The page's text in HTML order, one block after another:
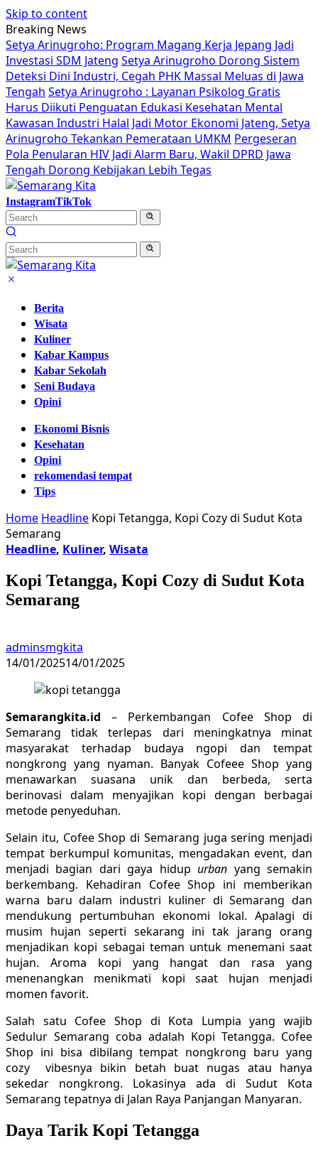
Skip to content
Breaking News
Setya Arinugroho: Program Magang Kerja Jepang Jadi
Investasi SDM Jateng Setya Arinugroho Dorong Sistem
Deteksi Dini Industri, Cegah PHK Massal Meluas di Jawa
Tengah Setya Arinugroho : Layanan Psikolog Gratis
Harus Diikuti Penguatan Edukasi Kesehatan Mental
Kawasan Industri Halal Jadi Motor Ekonomi Jateng, Setya
Arinugroho Tekankan Pemerataan UMKM Pergeseran
Pola Penularan HIV Jadi Alarm Baru, Wakil DPRD Jawa
Tengah Dorong Kebijakan Lebih Tegas
InstagramTikTok
Berita
Wisata
Kuliner
Kabar Kampus
Kabar Sekolah
Seni Budaya
Opini
Ekonomi Bisnis
Kesehatan
Opini
rekomendasi tempat
Tips
Home Headline Kopi Tetangga, Kopi Cozy di Sudut Kota
Semarang
Headline, Kuliner, Wisata
Kopi Tetangga, Kopi Cozy di Sudut Kota
Semarang
adminsmgkita
14/01/202514/01/2025
Semarangkita.id – Perkembangan Cofee Shop di
Semarang tidak terlepas dari meningkatnya minat
masyarakat terhadap budaya ngopi dan tempat
nongkrong yang nyaman. Banyak Cofeee Shop yang
menawarkan suasana unik dan berbeda, serta
berinovasi dalam menyajikan kopi dengan berbagai
metode penyeduhan.
Selain itu, Cofee Shop di Semarang juga sering menjadi
tempat berkumpul komunitas, mengadakan event, dan
menjadi bagian dari gaya hidupurban yang semakin
berkembang. Kehadiran Cofee Shop ini memberikan
warna baru dalam industri kuliner di Semarang dan
mendukung pertumbuhan ekonomi lokal. Apalagi di
musim hujan seperti sekarang ini tak jarang orang
menjadikan kopi sebagai teman untuk menemani saat
hujan. Aroma kopi yang hangat dan rasa yang
menenangkan menikmati kopi saat hujan menjadi
momen favorit.
Salah satu Cofee Shop di Kota Lumpia yang wajib
Sedulur Semarang coba adalah Kopi Tetangga. Cofee
Shop ini bisa dibilang tempat nongkrong baru yang
cozy vibesnya bikin betah buat nugas atau hanya
sekedar nongkrong. Lokasinya ada di Sudut Kota
Semarang tepatnya di Jalan Raya Panjangan Manyaran.
Daya Tarik Kopi Tetangga